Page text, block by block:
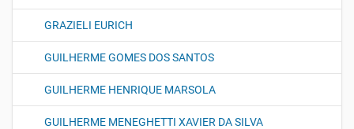
GRAZIELI EURICH
GUILHERME GOMES DOS SANTOS
GUILHERME HENRIQUE MARSOLA
GUILHERME MENEGHETTI XAVIER DA SILVA